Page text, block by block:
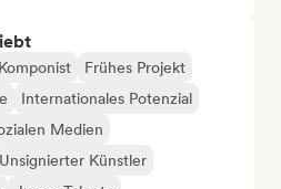
Komponist
Frühes Projekt
Internationales Potenzial
Medien
Unsignierter Künstler